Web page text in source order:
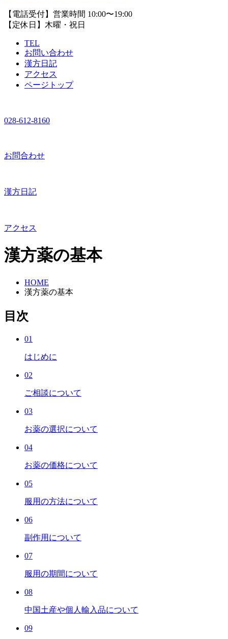
【電話受付】営業時間 10:00〜19:00
【定休日】木曜・祝日
TEL
お問い合わせ
漢方日記
アクセス
ページトップ
028-612-8160
お問合わせ
漢方日記
アクセス
漢方薬の基本
HOME
漢方薬の基本
目次
01
はじめに
02
ご相談について
03
お薬の選択について
04
お薬の価格について
05
服用の方法について
06
副作用について
07
服用の期間について
08
中国土産や個人輸入品について
09